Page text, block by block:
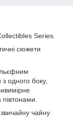
Series.
сюжети
одного боку,
чайну